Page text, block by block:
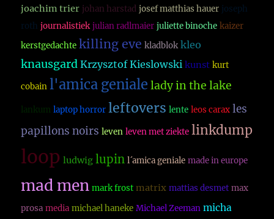
joachim trier johan harstad josef matthias hauer joseph
roth journalistiek julian radlmaier juliette binoche kaizer
kerstgedachte killing eve kladblok kleo
knausgard Krzysztof Kieslowski kunst kurt
cobain l'amica geniale lady in the lake
lankum laptop horror leftovers lente leos carax les
papillons noirs leven leven met ziekte linkdump
loop ludwig lupin l´amica geniale made in europe
mad men mark frost matrix mattias desmet max
prosa media michael haneke Michael Zeeman micha